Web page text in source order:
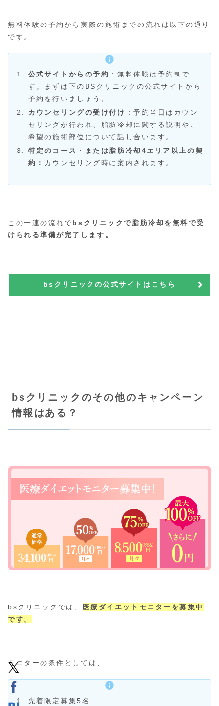
無料体験の予約から実際の施術までの流れは以下の通り
です。
公式サイトからの予約 ：無料体験は予約制で
す。まずは下のBSクリニックの公式サイトから
予約を行いましょう。
カウンセリングの受け付け ：予約当日はカウン
セリングが行われ、脂肪冷却に関する説明や、
希望の施術部位について話し合います。
特定のコース・または脂肪冷却4エリア以上の契
約： カウンセリング時に案内されます。
この一連の流れでbsクリニックで脂肪冷却を無料で受
けられる準備が完了します。
bsクリニックの公式サイトはこちら
bsクリニックのその他のキャンペーン
情報はある？
bsクリニックでは、
医療ダイエットモニターを募集中
です。
モニターの条件としては、
先着限定募集5名